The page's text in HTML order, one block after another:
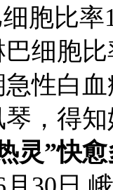
胞比率
细胞比
性白
，得
灵”快愈